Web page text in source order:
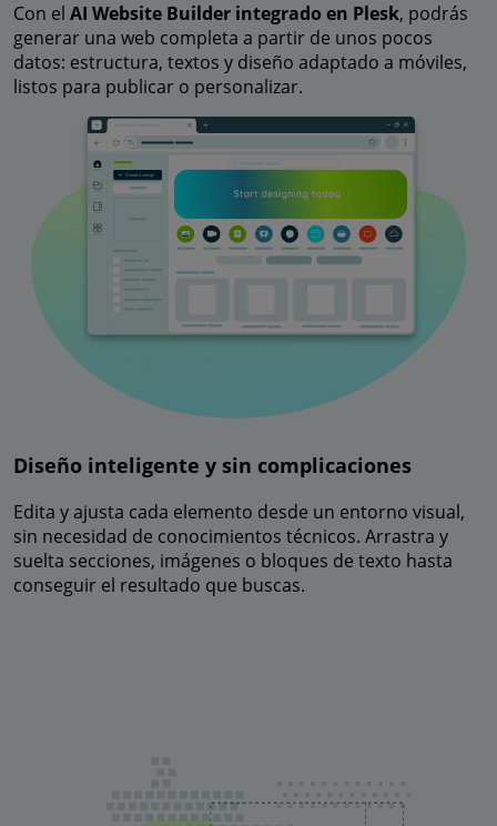
Con el AI Website Builder integrado en Plesk, podrás
generar una web completa a partir de unos pocos
datos: estructura, textos y diseño adaptado a móviles,
listos para publicar o personalizar.
Diseño inteligente y sin complicaciones
Edita y ajusta cada elemento desde un entorno visual,
sin necesidad de conocimientos técnicos. Arrastra y
suelta secciones, imágenes o bloques de texto hasta
conseguir el resultado que buscas.